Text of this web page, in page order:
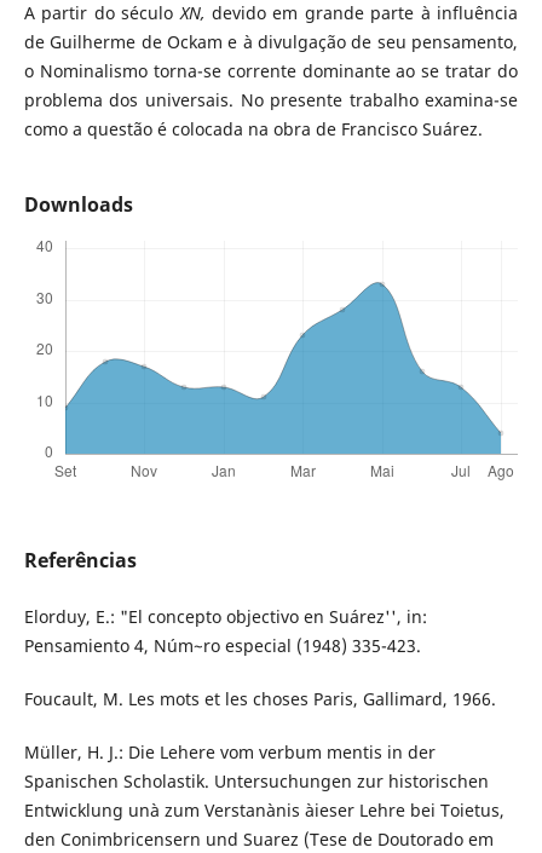
A partir do séculoXN, devido em grande parte à influência
de Guilherme de Ockam e à divulgação de seu pensamento,
o Nominalismo torna-se corrente dominante ao se tratar do
problema dos universais. No presente trabalho examina-se
como a questão é colocada na obra de Francisco Suárez.
Downloads
Referências
Elorduy, E.: "El concepto objectivo en Suárez'', in:
Pensamiento 4, Núm~ro especial (1948) 335-423.
Foucault, M. Les mots et les choses Paris, Gallimard, 1966.
Müller, H. J.: Die Lehere vom verbum mentis in der
Spanischen Scholastik. Untersuchungen zur historischen
Entwicklung unà zum Verstanànis àieser Lehre bei Toietus,
den Conimbricensern und Suarez (Tese de Doutorado em